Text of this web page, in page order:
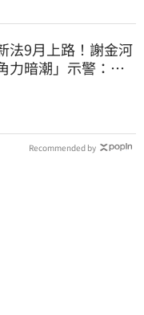
法9月上路！謝金河
力暗潮」示警：台
Recommended by